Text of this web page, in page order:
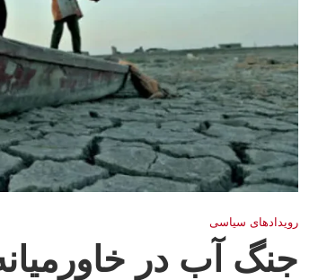
رویدادهای سیاسی
جنگ آب در